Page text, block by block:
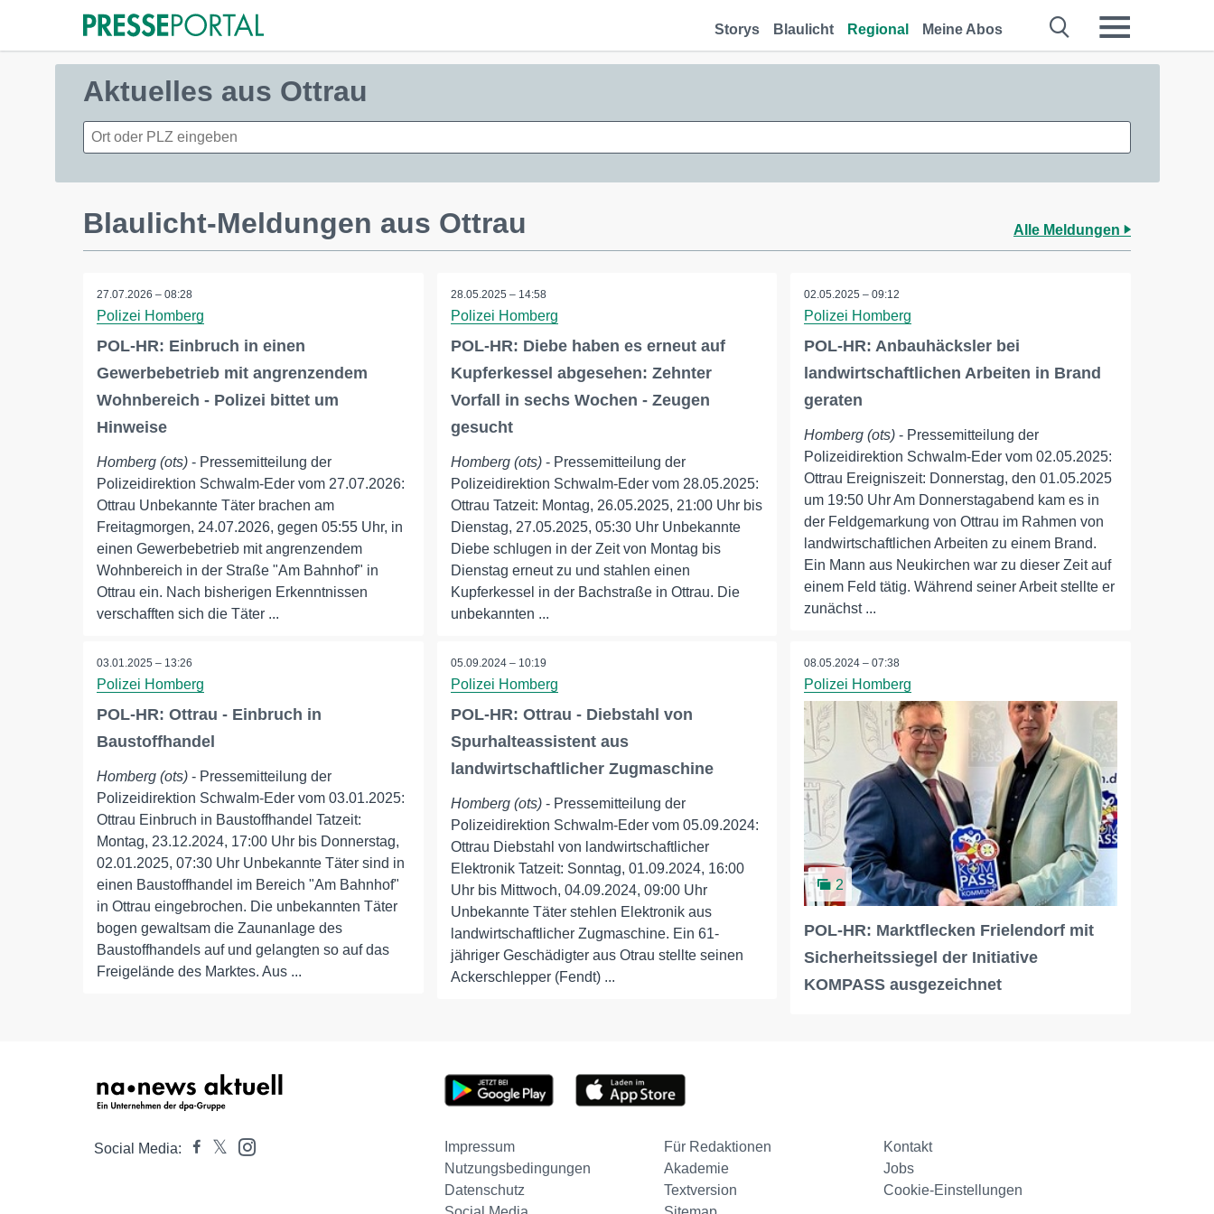
Storys Blaulicht Regional Meine Abos
Aktuelles aus Ottrau
Blaulicht-Meldungen aus Ottrau Alle Meldungen
27.07.2026 – 08:28
Polizei Homberg
POL-HR: Einbruch in einen
Gewerbebetrieb mit angrenzendem
Wohnbereich - Polizei bittet um
Hinweise
Homberg (ots) - Pressemitteilung der
Polizeidirektion Schwalm-Eder vom 27.07.2026:
Ottrau Unbekannte Täter brachen am
Freitagmorgen, 24.07.2026, gegen 05:55 Uhr, in
einen Gewerbebetrieb mit angrenzendem
Wohnbereich in der Straße "Am Bahnhof" in
Ottrau ein. Nach bisherigen Erkenntnissen
verschafften sich die Täter ...
28.05.2025 – 14:58
Polizei Homberg
POL-HR: Diebe haben es erneut auf
Kupferkessel abgesehen: Zehnter
Vorfall in sechs Wochen - Zeugen
gesucht
Homberg (ots)- Pressemitteilung der
Polizeidirektion Schwalm-Eder vom 28.05.2025:
Ottrau Tatzeit: Montag, 26.05.2025, 21:00 Uhr bis
Dienstag, 27.05.2025, 05:30 Uhr Unbekannte
Diebe schlugen in der Zeit von Montag bis
Dienstag erneut zu und stahlen einen
Kupferkessel in der Bachstraße in Ottrau. Die
unbekannten ...
02.05.2025 – 09:12
Polizei Homberg
POL-HR: Anbauhäcksler bei
landwirtschaftlichen Arbeiten in Brand
geraten
Homberg (ots) - Pressemitteilung der
Polizeidirektion Schwalm-Eder vom 02.05.2025:
Ottrau Ereigniszeit: Donnerstag, den 01.05.2025
um 19:50 Uhr Am Donnerstagabend kam es in
der Feldgemarkung von Ottrau im Rahmen von
landwirtschaftlichen Arbeiten zu einem Brand.
Ein Mann aus Neukirchen war zu dieser Zeit auf
einem Feld tätig. Während seiner Arbeit stellte er
zunächst ...
03.01.2025 – 13:26
Polizei Homberg
POL-HR: Ottrau - Einbruch in
Baustoffhandel
Homberg (ots) - Pressemitteilung der
Polizeidirektion Schwalm-Eder vom 03.01.2025:
Ottrau Einbruch in Baustoffhandel Tatzeit:
Montag, 23.12.2024, 17:00 Uhr bis Donnerstag,
02.01.2025, 07:30 Uhr Unbekannte Täter sind in
einen Baustoffhandel im Bereich "Am Bahnhof"
in Ottrau eingebrochen. Die unbekannten Täter
bogen gewaltsam die Zaunanlage des
Baustoffhandels auf und gelangten so auf das
Freigelände des Marktes. Aus ...
05.09.2024 – 10:19
Polizei Homberg
POL-HR: Ottrau - Diebstahl von
Spurhalteassistent aus
landwirtschaftlicher Zugmaschine
Homberg (ots)- Pressemitteilung der
Polizeidirektion Schwalm-Eder vom 05.09.2024:
Ottrau Diebstahl von landwirtschaftlicher
Elektronik Tatzeit: Sonntag, 01.09.2024, 16:00
Uhr bis Mittwoch, 04.09.2024, 09:00 Uhr
Unbekannte Täter stehlen Elektronik aus
landwirtschaftlicher Zugmaschine. Ein 61-
jähriger Geschädigter aus Otrau stellte seinen
Ackerschlepper (Fendt) ...
08.05.2024 – 07:38
Polizei Homberg
2
POL-HR: Marktflecken Frielendorf mit
Sicherheitssiegel der Initiative
KOMPASS ausgezeichnet
Social Media: Impressum Für Redaktionen
Kontakt
Nutzungsbedingungen
Akademie
Jobs
Datenschutz
Textversion
Cookie-Einstellungen